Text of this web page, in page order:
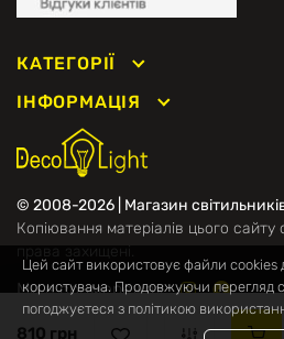
810 грн
© 2008-2026 | Магазин
Копіювання матеріалів цього сайту
права захищені.
Ми в соцмережах
КАТЕГОРІЇ
ІНФОРМАЦІЯ
Цей сайт використовує файли cookies
користувача. Продовжуючи перегляд
погоджуєтеся з політикою